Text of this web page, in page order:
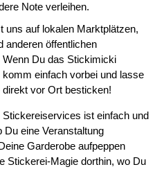
Note verleihen.
uns auf lokalen Marktplätzen,
anderen öffentlichen
Du das Stickimicki
einfach vorbei und lasse
vor Ort besticken!
ist einfach und
eine Veranstaltung
Garderobe aufpeppen
Stickerei-Magie dorthin, wo Du